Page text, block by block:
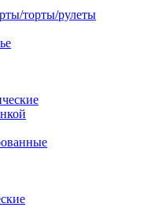
торты/рулеты